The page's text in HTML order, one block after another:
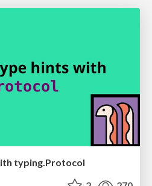
typing.Protocol